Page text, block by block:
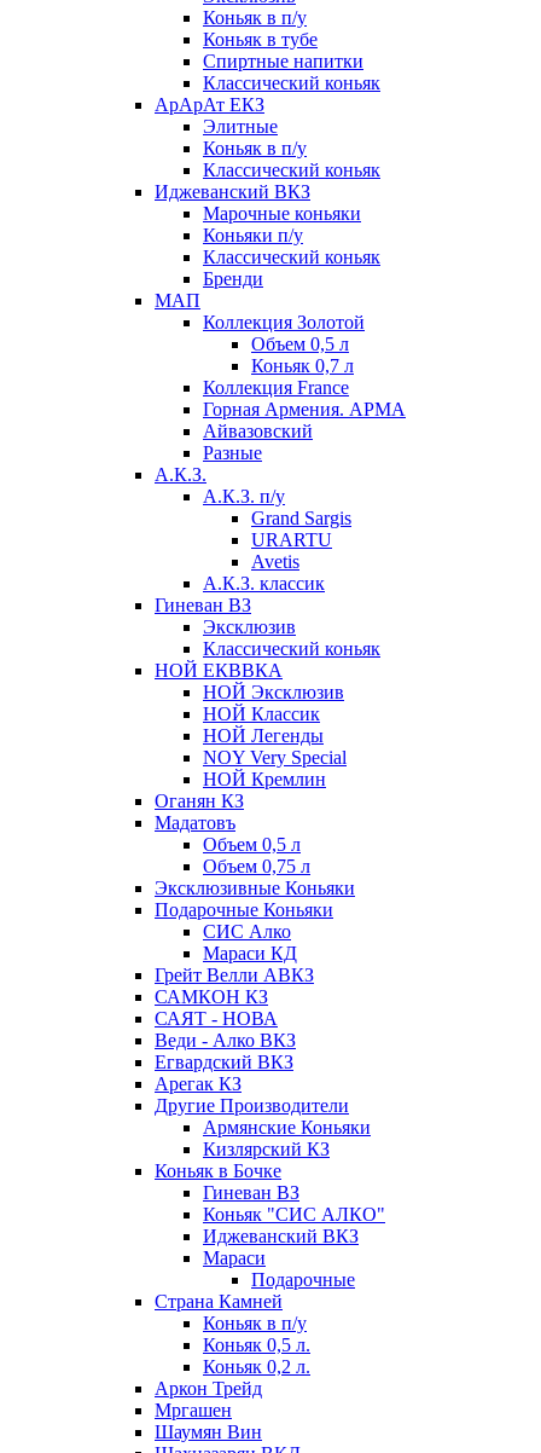
Коньяк в п/у
Коньяк в тубе
Спиртные напитки
Классический коньяк
АрАрАт ЕКЗ
Элитные
Коньяк в п/у
Классический коньяк
Иджеванский ВКЗ
Марочные коньяки
Коньяки п/у
Классический коньяк
Бренди
МАП
Коллекция Золотой
Объем 0,5 л
Коньяк 0,7 л
Коллекция France
Горная Армения. АРМА
Айвазовский
Разные
А.К.З.
А.К.З. п/у
Grand Sargis
URARTU
Avetis
А.К.З. классик
Гиневан ВЗ
Эксклюзив
Классический коньяк
НОЙ ЕКВВКА
НОЙ Эксклюзив
НОЙ Классик
НОЙ Легенды
NOY Very Speсial
НОЙ Кремлин
Оганян КЗ
Мадатовъ
Объем 0,5 л
Объем 0,75 л
Эксклюзивные Коньяки
Подарочные Коньяки
СИС Алко
Мараси КД
Грейт Велли АВКЗ
САМКОН КЗ
САЯТ - НОВА
Веди - Алко ВКЗ
Егвардский ВКЗ
Арегак КЗ
Другие Производители
Армянские Коньяки
Кизлярский КЗ
Коньяк в Бочке
Гиневан ВЗ
Коньяк "СИС АЛКО"
Иджеванский ВКЗ
Мараси
Подарочные
Страна Камней
Коньяк в п/у
Коньяк 0,5 л.
Коньяк 0,2 л.
Аркон Трейд
Мргашен
Шаумян Вин